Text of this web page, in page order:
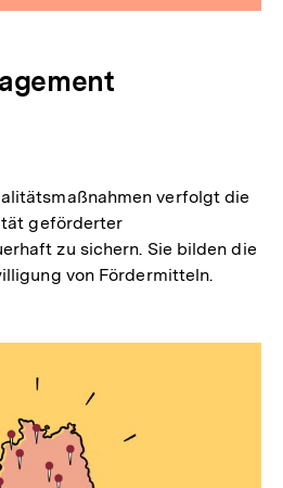
verfolgt die
geförderter
zu sichern. Sie bilden die
von Fördermitteln.